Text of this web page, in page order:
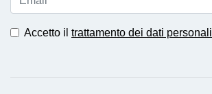
Accetto il trattamento dei dati personali